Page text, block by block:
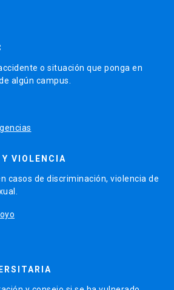
o situación que ponga en
algún campus.
VIOLENCIA
casos de discriminación, violencia de